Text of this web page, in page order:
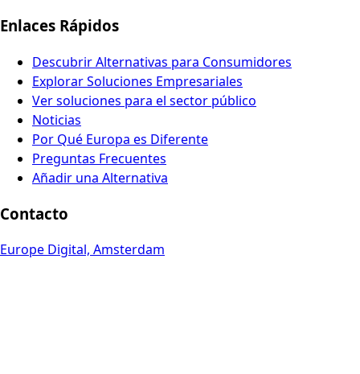
Enlaces Rápidos
Descubrir Alternativas para Consumidores
Explorar Soluciones Empresariales
Ver soluciones para el sector público
Noticias
Por Qué Europa es Diferente
Preguntas Frecuentes
Añadir una Alternativa
Contacto
Europe Digital, Amsterdam